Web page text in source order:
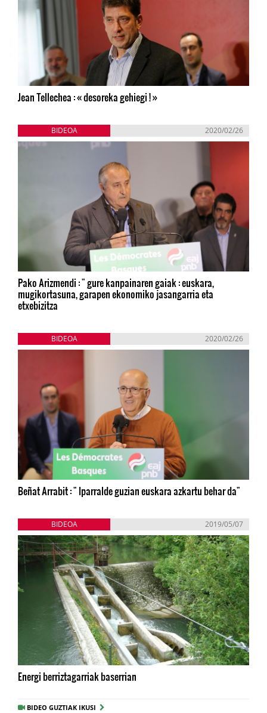
Jean Tellechea : « desoreka gehiegi ! »
BIDEOA 2020/02/26
Pako Arizmendi : " gure kanpainaren gaiak : euskara,
mugikortasuna, garapen ekonomiko jasangarria eta
etxebizitza
BIDEOA 2020/02/26
Beñat Arrabit : " Iparralde guzian euskara azkartu behar da"
BIDEOA 2019/05/07
Energi berriztagarriak baserrian
BIDEO GUZTIAK IKUSI